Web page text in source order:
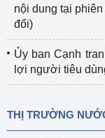
nội dung tại
đổi)
Ủy ban Cạnh
lợi người tiêu
THỊ TRƯỜNG